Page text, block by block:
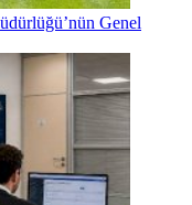
Genel